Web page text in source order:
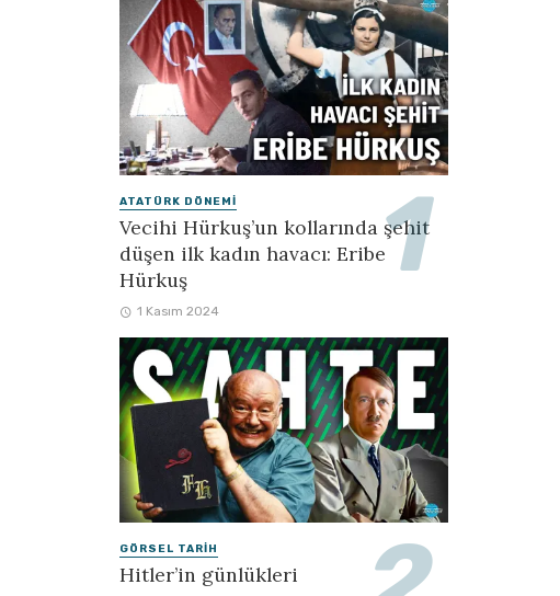
ATATÜRK DÖNEMI
Vecihi Hürkuş’un kollarında şehit
düşen ilk kadın havacı: Eribe
Hürkuş
1 Kasım 2024
GÖRSEL TARIH
Hitler’in günlükleri